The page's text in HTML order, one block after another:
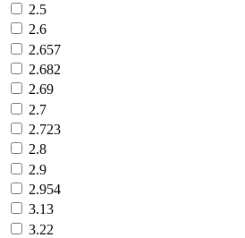
2.5
2.6
2.657
2.682
2.69
2.7
2.723
2.8
2.9
2.954
3.13
3.22